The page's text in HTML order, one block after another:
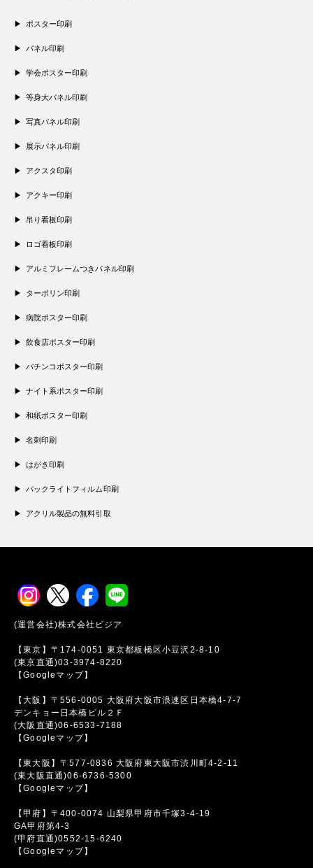
ポスター印刷
パネル印刷
学会ポスター印刷
等身大パネル印刷
写真パネル印刷
展示パネル印刷
アクスタ印刷
アクキー印刷
吊り看板印刷
ロゴ看板印刷
アルミフレームつきパネル印刷
ターポリン印刷
病院ポスター印刷
飲食店ポスター印刷
パチンコポスター印刷
ナイト系ポスター印刷
和紙ポスター印刷
名刺印刷
はがき印刷
バックライトフィルム印刷
アクリル製品の無料引取
(運営会社)株式会社ビジア
【東京】〒174-0051 東京都板橋区小豆沢2-8-10
(東京直通)03-3974-8220
【Googleマップ】
【大阪】〒556-0005 大阪府大阪市浪速区日本橋4-7-7
デンキョー日本橋ビル２Ｆ
(大阪直通)06-6533-7188
【Googleマップ】
【東大阪】〒577-0836 大阪府東大阪市渋川町4-2-11
(東大阪直通)06-6736-5300
【Googleマップ】
【甲府】〒400-0074 山梨県甲府市千塚3-4-19
GA甲府第4-3
(甲府直通)0552-15-6240
【Googleマップ】